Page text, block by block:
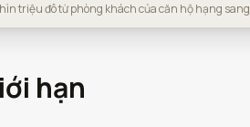
triệu đô từ phòng khách của căn hộ hạng sang
hạn